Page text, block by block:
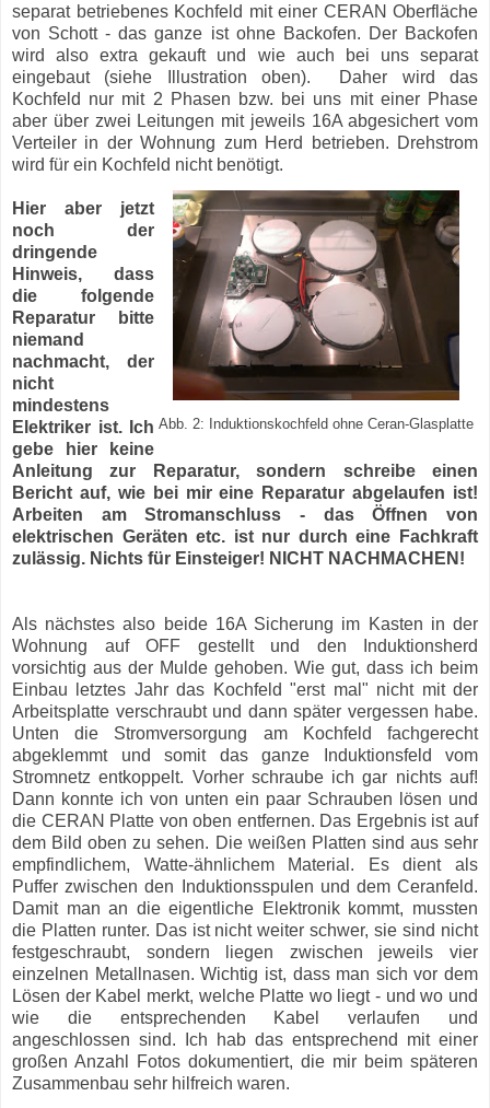
separat betriebenes Kochfeld mit einer CERAN Oberfläche
von Schott - das ganze ist ohne Backofen. Der Backofen
wird also extra gekauft und wie auch bei uns separat
eingebaut (siehe Illustration oben). Daher wird das
Kochfeld nur mit 2 Phasen bzw. bei uns mit einer Phase
aber über zwei Leitungen mit jeweils 16A abgesichert vom
Verteiler in der Wohnung zum Herd betrieben. Drehstrom
wird für ein Kochfeld nicht benötigt.
Abb. 2: Induktionskochfeld ohne Ceran-Glasplatte
Hier aber jetzt
noch der
dringende
Hinweis, dass
die folgende
Reparatur bitte
niemand
nachmacht, der
nicht
mindestens
Elektriker ist. Ich
gebe hier keine
Anleitung zur Reparatur, sondern schreibe einen
Bericht auf, wie bei mir eine Reparatur abgelaufen ist!
Arbeiten am Stromanschluss - das Öffnen von
elektrischen Geräten etc. ist nur durch eine Fachkraft
zulässig. Nichts für Einsteiger! NICHT NACHMACHEN!
Als nächstes also beide 16A Sicherung im Kasten in der
Wohnung auf OFF gestellt und den Induktionsherd
vorsichtig aus der Mulde gehoben. Wie gut, dass ich beim
Einbau letztes Jahr das Kochfeld "erst mal" nicht mit der
Arbeitsplatte verschraubt und dann später vergessen habe.
Unten die Stromversorgung am Kochfeld fachgerecht
abgeklemmt und somit das ganze Induktionsfeld vom
Stromnetz entkoppelt. Vorher schraube ich gar nichts auf!
Dann konnte ich von unten ein paar Schrauben lösen und
die CERAN Platte von oben entfernen. Das Ergebnis ist auf
dem Bild oben zu sehen. Die weißen Platten sind aus sehr
empfindlichem, Watte-ähnlichem Material. Es dient als
Puffer zwischen den Induktionsspulen und dem Ceranfeld.
Damit man an die eigentliche Elektronik kommt, mussten
die Platten runter. Das ist nicht weiter schwer, sie sind nicht
festgeschraubt, sondern liegen zwischen jeweils vier
einzelnen Metallnasen. Wichtig ist, dass man sich vor dem
Lösen der Kabel merkt, welche Platte wo liegt - und wo und
wie die entsprechenden Kabel verlaufen und
angeschlossen sind. Ich hab das entsprechend mit einer
großen Anzahl Fotos dokumentiert, die mir beim späteren
Zusammenbau sehr hilfreich waren.